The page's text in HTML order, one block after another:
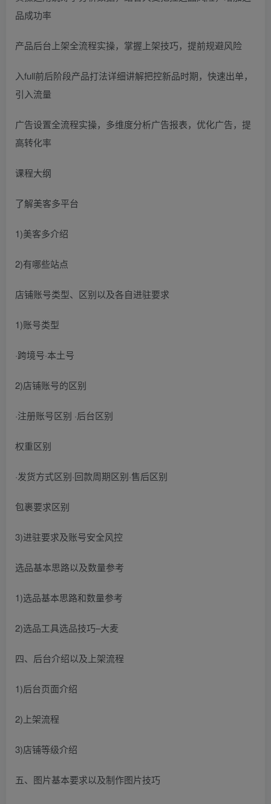
品成功率
产品后台上架全流程实操，掌握上架技巧，提前规避风险
入full前后阶段产品打法详细讲解把控新品时期，快速出单，
引入流量
广告设置全流程实操，多维度分析广告报表，优化广告，提
高转化率
课程大纲
了解美客多平台
1)美客多介绍
2)有哪些站点
店铺账号类型、区别以及各自进驻要求
1)账号类型
·跨境号·本土号
2)店铺账号的区别
·注册账号区别 ·后台区别
权重区别
·发货方式区别·回款周期区别·售后区别
包裹要求区别
3)进驻要求及账号安全风控
选品基本思路以及数量参考
1)选品基本思路和数量参考
2)选品工具选品技巧–大麦
四、后台介绍以及上架流程
1)后台页面介绍
2)上架流程
3)店铺等级介绍
五、图片基本要求以及制作图片技巧